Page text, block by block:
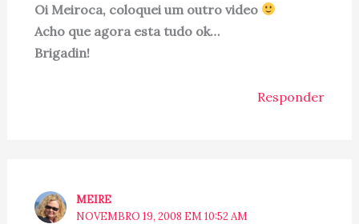
Oi Meiroca, coloquei um outro video
Acho que agora esta tudo ok…
Brigadin!
Responder
MEIRE
NOVEMBRO 19, 2008 EM 10:52 AM